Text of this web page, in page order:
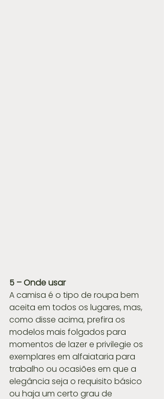
5 – Onde usar
A camisa é o tipo de roupa bem
aceita em todos os lugares, mas,
como disse acima, prefira os
modelos mais folgados para
momentos de lazer e privilegie os
exemplares em alfaiataria para
trabalho ou ocasiões em que a
elegância seja o requisito básico
ou haja um certo grau de